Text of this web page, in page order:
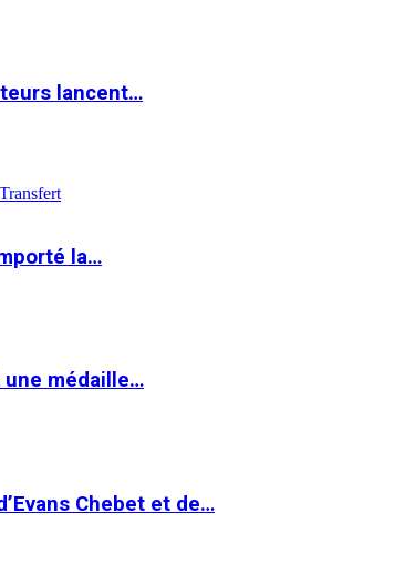
lancent…
Transfert
la…
une médaille…
Chebet et de…